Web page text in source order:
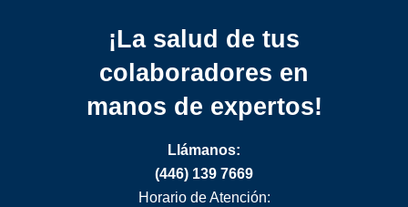
¡La salud de tus
colaboradores en
manos de expertos!
Llámanos:
(446) 139 7669
Horario de Atención: